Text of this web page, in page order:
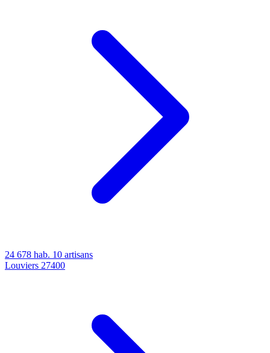
24 678 hab. 10 artisans
Louviers 27400